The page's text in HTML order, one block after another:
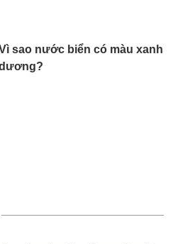
sao nước biển có màu xanh